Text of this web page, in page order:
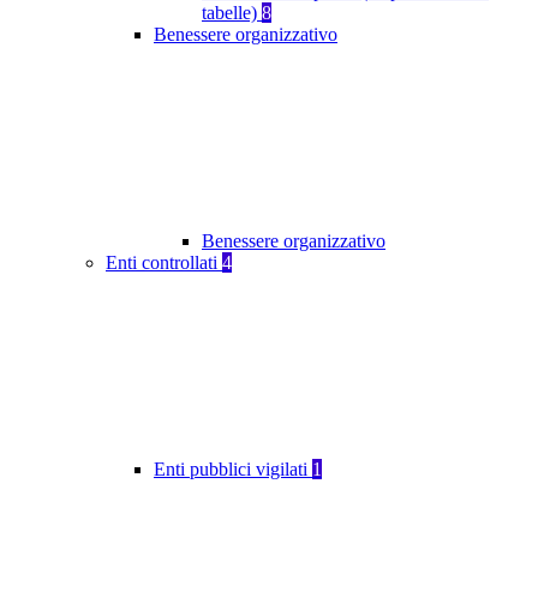
tabelle) 8
Benessere organizzativo
Benessere organizzativo
Enti controllati 4
Enti pubblici vigilati 1